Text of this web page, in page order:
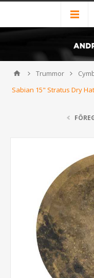
Trummor
Sabian 15" Stratus Dry